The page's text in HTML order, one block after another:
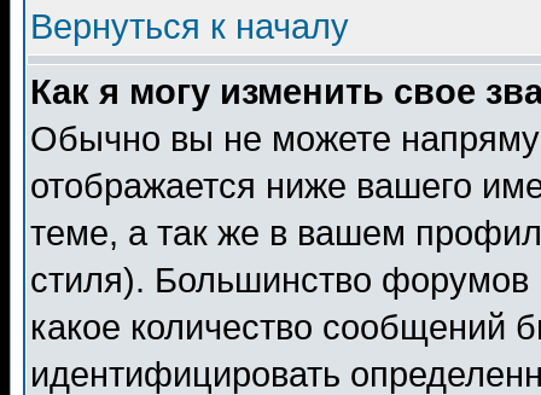
Вернуться к началу
Как я могу изменить свое
Обычно вы не можете
отображается ниже вашего
теме, а так же в вашем
стиля). Большинство форумов
какое количество сообщений
идентифицировать